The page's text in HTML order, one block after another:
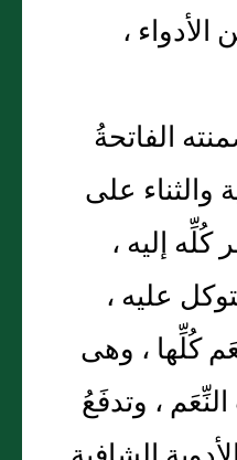
،
الفاتحةُ
والثناء على
كُلِّه إليه ،
عليه ،
كُلِّها ، وهى
، وتدفَعُ